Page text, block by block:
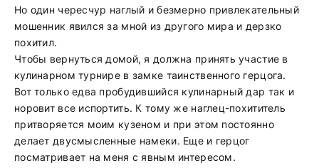
Но один чересчур наглый и безмерно привлекательный
мошенник явился за мной из другого мира и дерзко
похитил.
Чтобы вернуться домой, я должна принять участие в
кулинарном турнире в замке таинственного герцога.
Вот только едва пробудившийся кулинарный дар так и
норовит все испортить. К тому же наглец-похититель
притворяется моим кузеном и при этом постоянно
делает двусмысленные намеки. Еще и герцог
посматривает на меня с явным интересом.